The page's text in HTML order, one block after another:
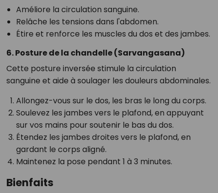
Améliore la circulation sanguine.
Relâche les tensions dans l'abdomen.
Étire et renforce les muscles du dos et des jambes.
6. Posture de la chandelle (Sarvangasana)
Cette posture inversée stimule la circulation
sanguine et aide à soulager les douleurs abdominales.
Allongez-vous sur le dos, les bras le long du corps.
Soulevez les jambes vers le plafond, en appuyant
sur vos mains pour soutenir le bas du dos.
Étendez les jambes droites vers le plafond, en
gardant le corps aligné.
Maintenez la pose pendant 1 à 3 minutes.
Bienfaits